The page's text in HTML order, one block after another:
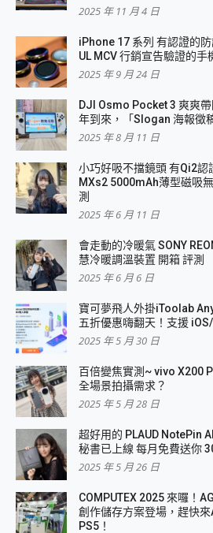
2025 年 11 月 4 日
iPhone 17 系列 有認證的
UL MCV 行銷宣告驗證的手
2025 年 9 月 24 日
DJI Osmo Pocket 3 爽爽
年到來，「Slogan 海報徵
2025 年 8 月 11 日
小巧好吸不擋鏡頭 有Qi2認
MXs2 5000mAh薄型磁吸
測
2025 年 6 月 11 日
會走動的冷暖氣 SONY
慧冷暖調溫裝置 開箱 評測
2025 年 6 月 6 日
寶可夢飛人外掛iToolab
五折優惠嗨翻天！支援
2025 年 5 月 30 日
百倍變焦實測~ vivo X200
全場景拍攝需求？
2025 年 5 月 28 日
超好用的 PLAUD NotePin
秘書已上線 每月免費送你
2025 年 5 月 26 日
COMPUTEX 2025 來囉！
創作儲存方案登場，趕快
PS5！